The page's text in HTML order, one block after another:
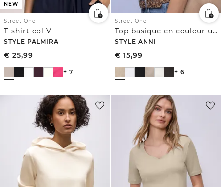
NEW
Street One
T-shirt col V
STYLE PALMIRA
€ 25,99
+ 7
Street One
Top basique en couleur unie
STYLE ANNI
€ 15,99
+ 6